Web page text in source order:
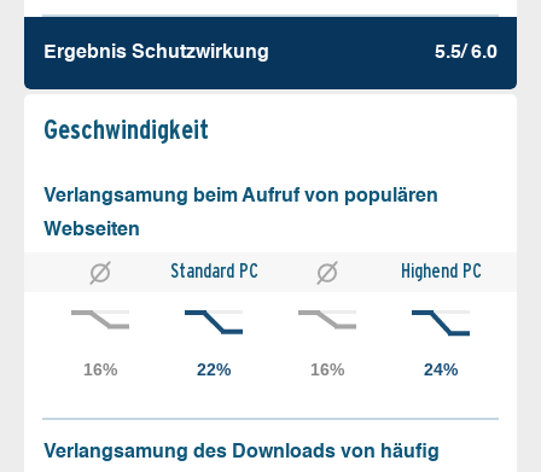
Ergebnis Schutz­wirkung 5.5/ 6.0
Geschw­indigkeit
Verlangsamung beim Aufruf von populären
Webseiten
Standard PC Highend PC
Verlangsamung des Downloads von häufig